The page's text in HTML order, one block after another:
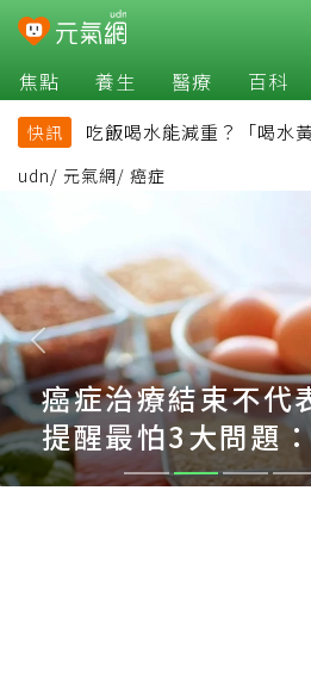
焦點 養生 醫療 百科
快訊
吃飯喝水能減重？「喝水
機反而吃更多
udn/ 元氣網/ 癌症
癌症治療結束不代
提醒最怕3大問題
血、體力撐不住